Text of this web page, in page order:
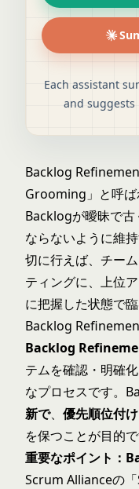
Each assistant
and suggests
Backlog
Grooming」と呼ば
Backlogが曖昧で
ならないように維
切に行えば、チー
ティングに、上位
に把握した状態で
Backlog
Backlog
テムを確認・明確
なプロセスです。
新で、 優先順位付
を保つことが目的で
重要なポイント：
Scrum Allianceの